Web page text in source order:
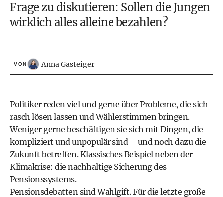
Frage zu diskutieren: Sollen die Jungen
wirklich alles alleine bezahlen?
VON Anna Gasteiger
Politiker reden viel und gerne über Probleme, die sich
rasch lösen lassen und Wählerstimmen bringen.
Weniger gerne beschäftigen sie sich mit Dingen, die
kompliziert und unpopulär sind – und noch dazu die
Zukunft betreffen. Klassisches Beispiel neben der
Klimakrise: die nachhaltige Sicherung des
Pensionssystems.
Pensionsdebatten sind Wahlgift. Für die letzte große